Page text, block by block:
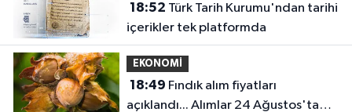
18:52
içerikler tek platformda
EKONOMİ
18:49
açıklandı... Alımlar 24 Ağustos'ta